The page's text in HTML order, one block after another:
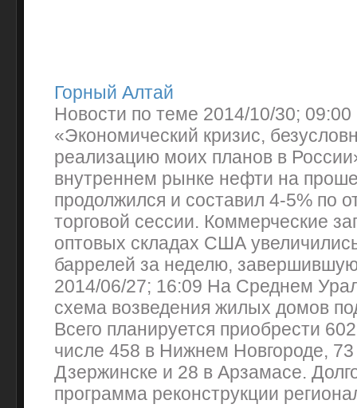
Горный Алтай
Новости по теме 2014/10/30;
«Экономический кризис,
реализацию моих планов в
внутреннем рынке нефти на
продолжился и составил 4-5% по
торговой сессии. Коммерческие
оптовых складах США
баррелей за неделю,
2014/06/27; 16:09 На Среднем
схема возведения жилых домов
Всего планируется приобрести
числе 458 в Нижнем Новгороде, 73
Дзержинске и 28 в Арзамасе.
программа реконструкции